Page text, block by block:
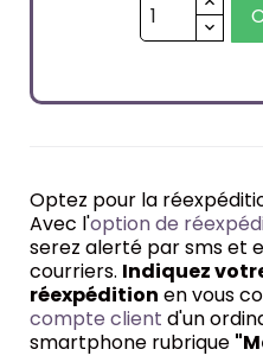
Optez pour la
Avec l'option de
serez alerté par sms et
courriers. Indiquez
réexpédition en vous
compte client d'un
smartphone rubrique